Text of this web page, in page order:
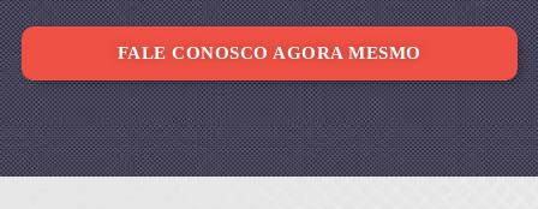
FALE CONOSCO AGORA MESMO